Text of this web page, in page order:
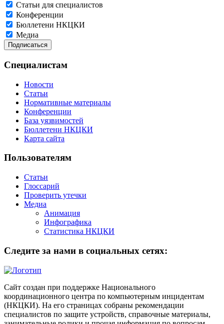
Статьи для специалистов
Конференции
Бюллетени НКЦКИ
Медиа
Специалистам
Новости
Статьи
Нормативные материалы
Конференции
База уязвимостей
Бюллетени НКЦКИ
Карта сайта
Пользователям
Статьи
Глоссарий
Проверить утечки
Медиа
Анимация
Инфографика
Статистика НКЦКИ
Следите за нами в социальных сетях:
Сайт создан при поддержке Национального
координационного центра по компьютерным инцидентам
(НКЦКИ). На его страницах собраны рекомендации
специалистов по защите устройств, справочные материалы,